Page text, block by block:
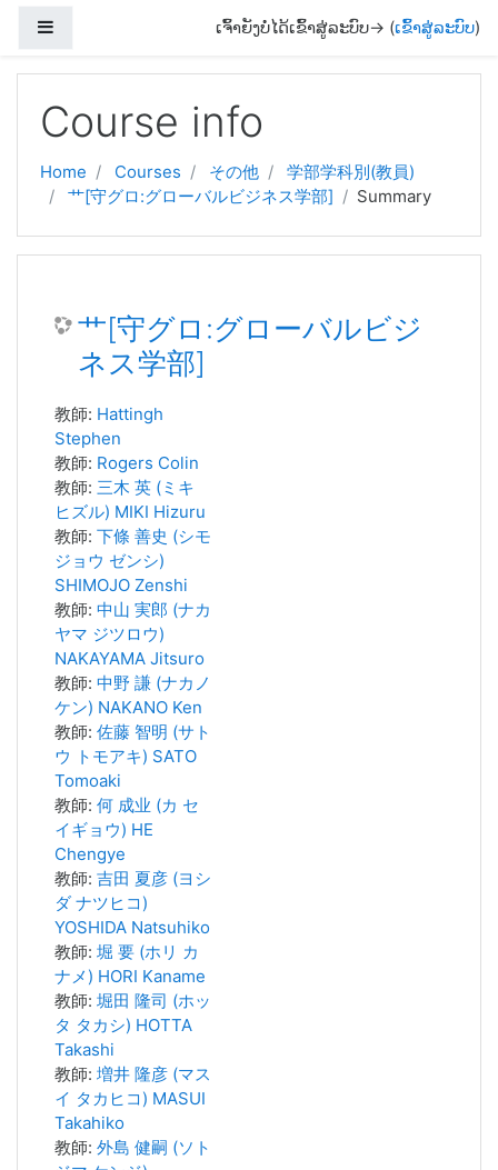
ເຈົ້າຍັງບໍ່ໄດ້ເຂົ້າສູ່ລະບົບ-> (ເຂົ້າສູ່ລະບົບ)
Course info
Home Courses その他
学部学科別(教員)
艹[守グロ:グローバルビジネス学部]
Summary
艹[守グロ:グローバルビジ
ネス学部]
教師: Hattingh
Stephen
教師: Rogers Colin
教師: 三木 英 (ミキ
ヒズル) MIKI Hizuru
教師: 下條 善史 (シモ
ジョウ ゼンシ)
SHIMOJO Zenshi
教師: 中山 実郎 (ナカ
ヤマ ジツロウ)
NAKAYAMA Jitsuro
教師: 中野 謙 (ナカノ
ケン) NAKANO Ken
教師: 佐藤 智明 (サト
ウ トモアキ) SATO
Tomoaki
教師: 何 成业 (カ セ
イギョウ) HE
Chengye
教師: 吉田 夏彦 (ヨシ
ダ ナツヒコ)
YOSHIDA Natsuhiko
教師: 堀 要 (ホリ カ
ナメ) HORI Kaname
教師: 堀田 隆司 (ホッ
タ タカシ) HOTTA
Takashi
教師: 増井 隆彦 (マス
イ タカヒコ) MASUI
Takahiko
教師: 外島 健嗣 (ソト